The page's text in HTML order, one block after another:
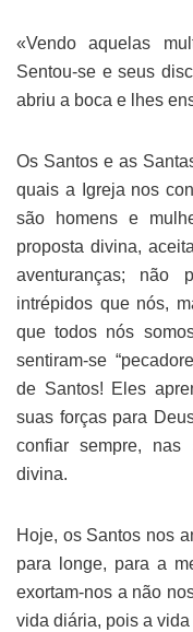
«Vendo aquelas
Sentou-se e seus
abriu a boca e lhes
Os Santos e as
quais a Igreja nos
são homens e
proposta divina,
aventuranças; não
intrépidos que nós,
que todos nós
sentiram-se
de Santos! Eles
suas forças para
confiar sempre, nas
divina.
Hoje, os Santos nos
para longe, para a
exortam-nos a não
vida diária, pois a